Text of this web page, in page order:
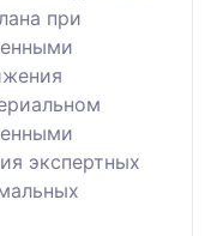
при
экспертных